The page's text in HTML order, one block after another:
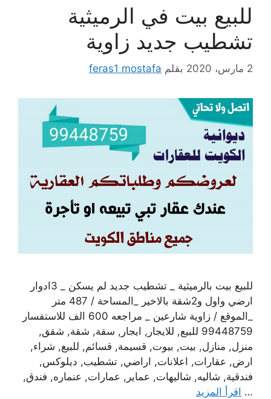
للبيع بيت في الرميثية
تشطيب جديد زاوية
2 مارس، 2020 بقلم feras1 mostafa
للبيع بيت بالرميثية _ تشطيب جديد لم يسكن _ 3ادوار
ارضي واول و2شقة بالاخير _المساحة / 487 متر
_الموقع / زاوية شارعين _ مراجعه 600 الف للاستفسار
99448759 للبيع, للايجار, ايجار, سقة, شقة, شقق,
منزل, منازل, بيت, بيوت, قسيمة, قسائم, للبيع, شراء,
ارض, عقارات, اعلانات, اراضي, تشطيب, ديلوكس,
فندقية, شاليه, شاليهات, عماير, عمارات, عنماره, فندق,
… اقرأ المزيد